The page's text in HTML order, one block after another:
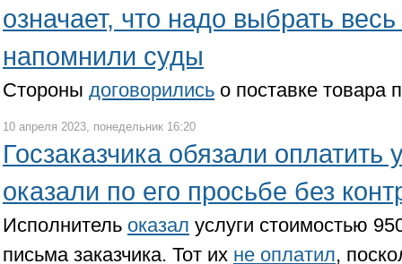
означает, что надо выбрать
напомнили суды
Стороны договорились о поставке товара
10 апреля 2023, понедельник 16:20
Госзаказчика обязали оплатить
оказали по его просьбе без
Исполнитель оказал услуги стоимостью
письма заказчика. Тот их не оплатил,